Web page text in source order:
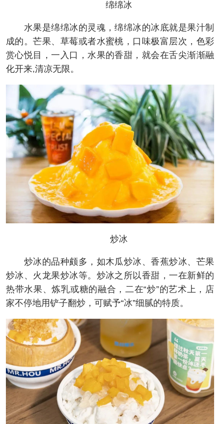
绵绵冰
水果是绵绵冰的灵魂，绵绵冰的冰底就是果汁制
成的。芒果、草莓或者水蜜桃，口味极富层次，色彩
赏心悦目，一入口，水果的香甜，就会在舌尖渐渐融
化开来,清凉无限。
炒冰
炒冰的品种颇多，如木瓜炒冰、香蕉炒冰、芒果
炒冰、火龙果炒冰等。炒冰之所以香甜，一在新鲜的
热带水果、炼乳或糖的融合，二在“炒”的艺术上，店
家不停地用铲子翻炒，可赋予“冰”细腻的特质。